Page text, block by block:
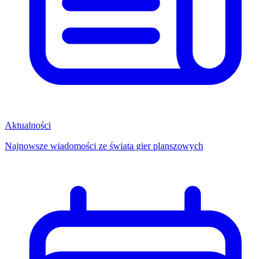
Aktualności
Najnowsze wiadomości ze świata gier planszowych